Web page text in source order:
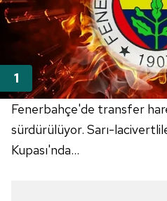
Fenerbahçe'de transfer
sürdürülüyor. Sarı-
Kupası'nda...